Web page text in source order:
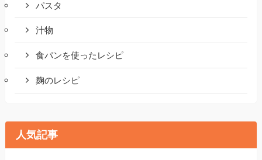
パスタ
汁物
食パンを使ったレシピ
麹のレシピ
人気記事